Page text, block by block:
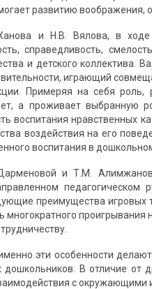
развитию воображения,
и Н.В. Вялова, в
справедливость,
и детского коллектива.
играющий
Примеряя на себя роль,
а проживает выбранную
воспитания
воздействия на его
воспитания в дошкольном
и Т.М.
педагогическом
преимущества игровых
проигрывания
эти особенности
дошкольников. В отличие
с окружающими